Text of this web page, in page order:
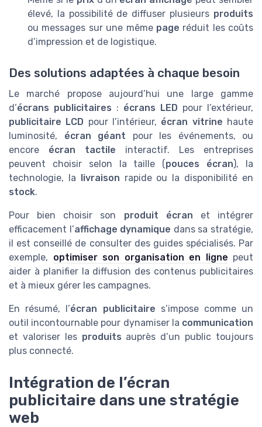
élevé, la possibilité de diffuser plusieurs produits
ou messages sur une même page réduit les coûts
d’impression et de logistique.
Des solutions adaptées à chaque besoin
Le marché propose aujourd’hui une large gamme
d’écrans publicitaires : écrans LED pour l’extérieur,
publicitaire LCD pour l’intérieur, écran vitrine haute
luminosité, écran géant pour les événements, ou
encore écran tactile interactif. Les entreprises
peuvent choisir selon la taille (pouces écran), la
technologie, la
livraison rapide ou la disponibilité en
stock.
Pour bien choisir son produit écran et intégrer
efficacement l’affichage dynamique dans sa stratégie,
il est conseillé de consulter des guides spécialisés. Par
exemple, optimiser son organisation en ligne peut
aider à planifier la diffusion des contenus publicitaires
et à mieux gérer les campagnes.
En résumé, l’écran publicitaire s’impose comme un
outil incontournable pour dynamiser la communication
et valoriser les produits auprès d’un public toujours
plus connecté.
Intégration de l’écran
publicitaire dans une stratégie
web